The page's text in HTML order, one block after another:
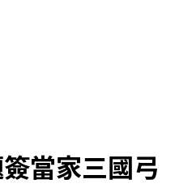
當家三國弓